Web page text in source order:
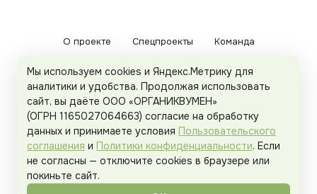
О проекте Спецпроекты Команда
Рекламодателям Политика конфиденциальности
Пользовательское соглашение
Organicwoman.ru . Все права защищены.
Мы используем cookies и Яндекс.Метрику для
аналитики и удобства. Продолжая использовать
сайт, вы даёте ООО «ОРГАНИКВУМЕН»
(ОГРН 1165027064663) согласие на обработку
данных и принимаете условия Пользовательского
соглашения и Политики конфиденциальности. Если
не согласны — отключите cookies в браузере или
покиньте сайт.